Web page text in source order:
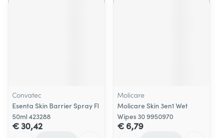
Convatec
Esenta Skin Barrier Spray Fl
50ml 423288
€ 30,42
Molicare
Molicare Skin 3en1 Wet
Wipes 30 9950970
€ 6,79